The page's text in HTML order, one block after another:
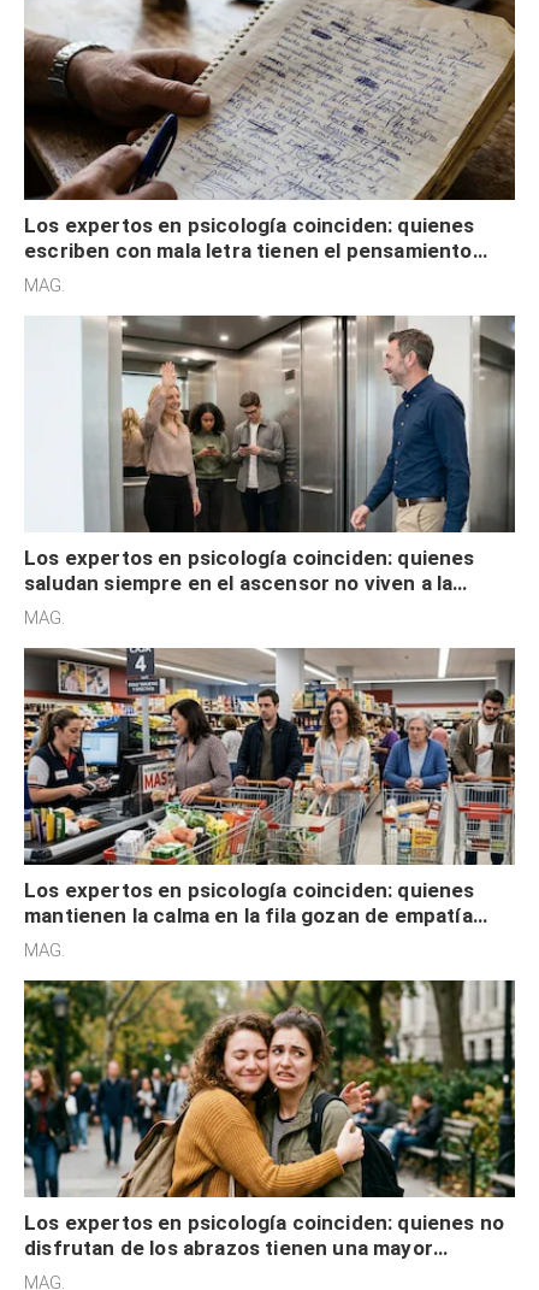
Los expertos en psicología coinciden: quienes
escriben con mala letra tienen el pensamiento
acelerado y no lo hacen por desinterés
MAG.
Los expertos en psicología coinciden: quienes
saludan siempre en el ascensor no viven a la
defensiva y tienen apertura social
MAG.
Los expertos en psicología coinciden: quienes
mantienen la calma en la fila gozan de empatía
cognitiva, gratitud y no solo tienen autocontrol
MAG.
Los expertos en psicología coinciden: quienes no
disfrutan de los abrazos tienen una mayor
sensibilidad a los estímulos físicos y no es por
MAG.